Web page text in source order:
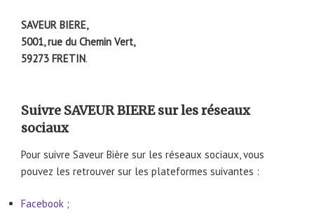
SAVEUR BIERE,
5001, rue du Chemin Vert,
59273 FRETIN.
Suivre SAVEUR BIERE sur les réseaux
sociaux
Pour suivre Saveur Bière sur les réseaux sociaux, vous
pouvez les retrouver sur les plateformes suivantes :
Facebook ;